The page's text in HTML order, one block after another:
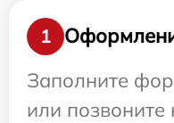
1
Заполните
или